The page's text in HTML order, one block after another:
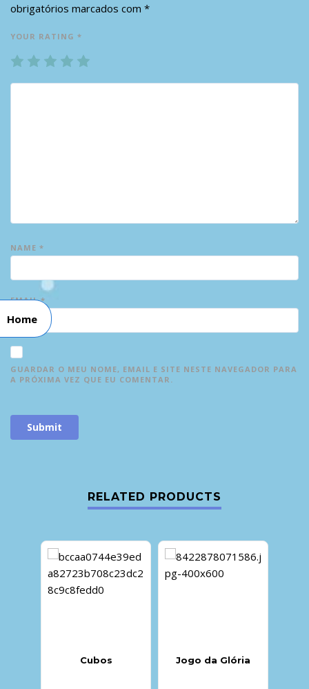
obrigatórios marcados com *
YOUR RATING *
1 2 3 4
NAME *
EMAIL*
GUARDAR O MEU NOME, EMAIL E SITE NESTE NAVEGADOR PARA
A PRÓXIMA VEZ QUE EU COMENTAR.
RELATED PRODUCTS
Cubos Jogo da Glória
Home